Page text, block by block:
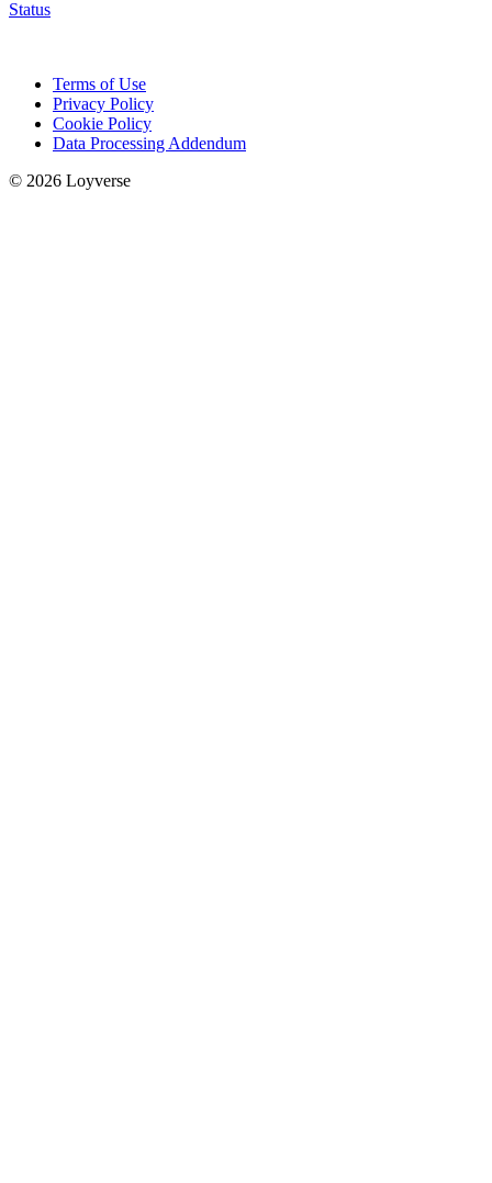
Status
Terms of Use
Privacy Policy
Cookie Policy
Data Processing Addendum
© 2026 Loyverse